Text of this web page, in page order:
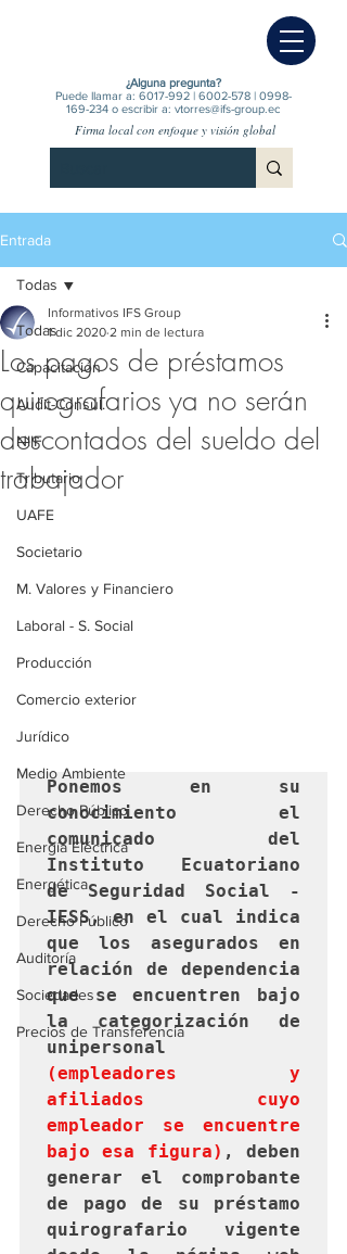
¿Alguna pregunta?
Puede llamar a: 6017-992| 6002-578| 0998-
169-234 o escribir a: vtorres@ifs-group.ec
Firma local con enfoque y visión global
Entrada
Todas
Capacitación
Audit-Consul.
NIIF
Tributario
UAFE
Societario
M. Valores y Financiero
Laboral - S. Social
Producción
Comercio exterior
Jurídico
Medio Ambiente
Derecho Público
Energía Eléctrica
Energética
Derecho Público
Auditoría
Sociedades
Precios de Transferencia
Todas
Los pagos de préstamos
quirografarios ya no serán
descontados del sueldo del
trabajador
Informativos IFS Group
1 dic 2020 2 min de lectura
Ponemos en su
conocimiento el
comunicado del
Instituto Ecuatoriano
de Seguridad Social -
IESS, en el cual indica
que los asegurados en
relación de dependencia
que se encuentren bajo
la categorización de
(empleadores y
afiliados cuyo
empleador se encuentre
bajo esa figura) , deben
generar el comprobante
de pago de su préstamo
quirografario vigente